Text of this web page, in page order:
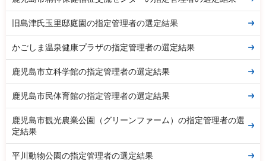
旧島津氏玉里邸庭園の指定管理者の選定結果
かごしま温泉健康プラザの指定管理者の選定結果
鹿児島市立科学館の指定管理者の選定結果
鹿児島市民体育館の指定管理者の選定結果
鹿児島市観光農業公園（グリーンファーム）の指定管理者の選
定結果
平川動物公園の指定管理者の選定結果